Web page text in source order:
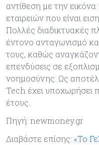
αντίθεση με την
εταιρειών που είναι
Πολλές διαδικτυακές
έντονο ανταγωνισμό
τους, καθώς
επενδύσεις σε
νοημοσύνης. Ως
Tech έχει υποχωρήσει
έτους.
Πηγή: newmoney.gr
Διαβάστε επίσης: «Το